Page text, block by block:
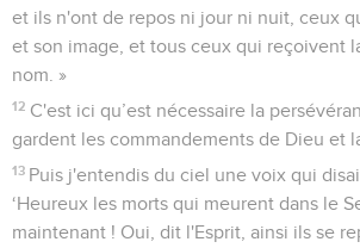
et ils n'ont de repos ni jour ni nuit, ceux
et son image, et tous ceux qui reçoivent
nom. »
12 C'est ici qu’est nécessaire la
gardent les commandements de Dieu et
13 Puis j'entendis du ciel une voix qui
‘Heureux les morts qui meurent dans le
maintenant ! Oui, dit l'Esprit, ainsi ils se